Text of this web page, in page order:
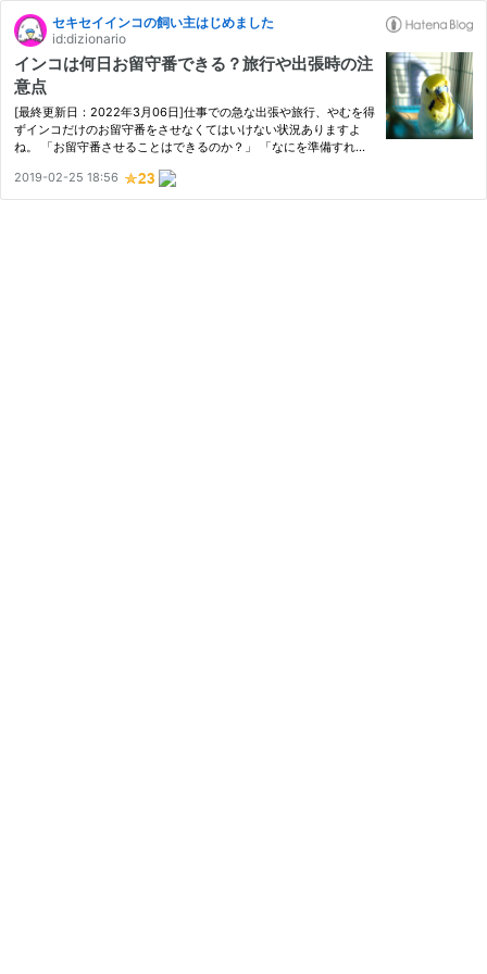
セキセイインコの飼い主はじめました
id:dizionario
インコは何日お留守番できる？旅行や出張時の注
意点
[最終更新日：2022年3月06日]仕事での急な出張や旅行、やむを得
ずインコだけのお留守番をさせなくてはいけない状況ありますよ
ね。 「お留守番させることはできるのか？」 「なにを準備すれば
めました。 お留守番をさせる際の参考にしてみてください！
2019-02-25 18:56